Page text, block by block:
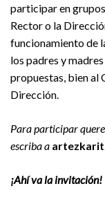
participar en
Rector o la
funcionamiento de
los padres y
propuestas, bien al
Dirección.
Para participar
escriba a
¡Ahí va la invitación!